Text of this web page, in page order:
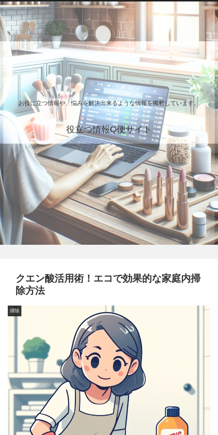
お役に立つ情報や、悩みを解決出来るような情報を掲載しています。
役立つ情報Q便サイト
クエン酸活用術！エコで効果的な家庭内掃
除方法
掃除